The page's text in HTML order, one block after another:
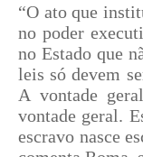
“O ato que
no poder
no Estado que
leis só devem
A vontade
vontade geral.
escravo nasce